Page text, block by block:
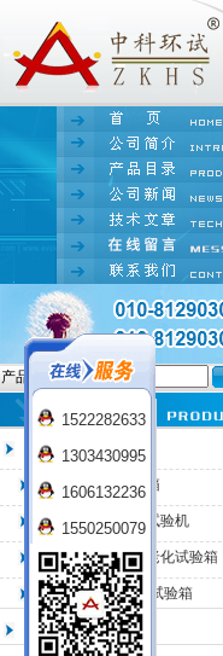
北京中科环试仪器有限公司
产品名:
臭氧老化试验箱
QL-100臭氧老化箱
QL-225臭氧老化试验机
QL-500动态臭氧老化试验箱
QL-0*型臭氧老化试验箱
低温恒温试验箱
1522282633
1303430995
1606132236
1550250079